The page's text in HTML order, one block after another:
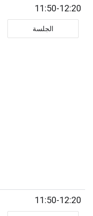
11:50-12:20
الجلسة
11:50-12:20